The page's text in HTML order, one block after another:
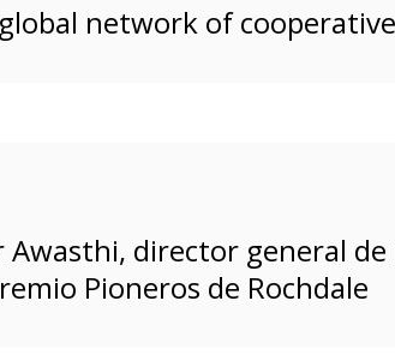
network of
Awasthi, director general de
Pioneros de Rochdale